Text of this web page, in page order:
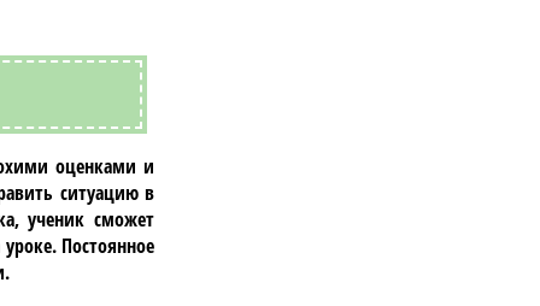
оценками и
ситуацию в
ученик сможет
Постоянное